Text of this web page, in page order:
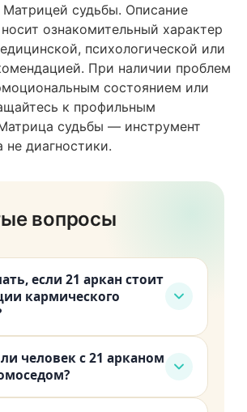
судьбы. Описание
ознакомительный характер
психологической или
При наличии проблем
состоянием или
к профильным
судьбы — инструмент
не диагностики.
вопросы
если 21 аркан стоит
кармического
циклов и интеграции
ключевая для вашей жизни.
человек с 21 арканом